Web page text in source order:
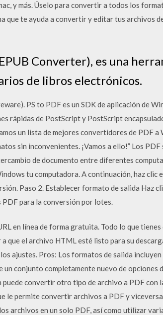
y más. Úselo para convertir a todos los
que te ayuda a convertir y editar tus archivos
Converter), es una
de libros electrónicos.
PS to PDF es un SDK de aplicación de
rápidas de PostScript y PostScript
un lista de mejores convertidores de PDF a
sin inconvenientes. ¡Vamos a ello!” Los
de documento entre diferentes
tu computadora. A continuación, haz clic
Paso 2. Establecer formato de salida Haz
para la conversión por lotes.
en línea de forma gratuita. Todo lo que tienes
que el archivo HTML esté listo para su
ajustes. Pros: Los formatos de salida
conjunto completamente nuevo de opciones
convertir otro tipo de archivo a PDF con
le permite convertir archivos a PDF y
archivos en un solo PDF, así como utilizar